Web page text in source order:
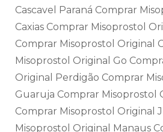
Cascavel Paraná Comprar
Caxias Comprar Misoprostol
Comprar Misoprostol Original
Misoprostol Original Go
Original Perdigão Comprar
Guaruja Comprar Misoprostol
Comprar Misoprostol Original
Misoprostol Original Manaus